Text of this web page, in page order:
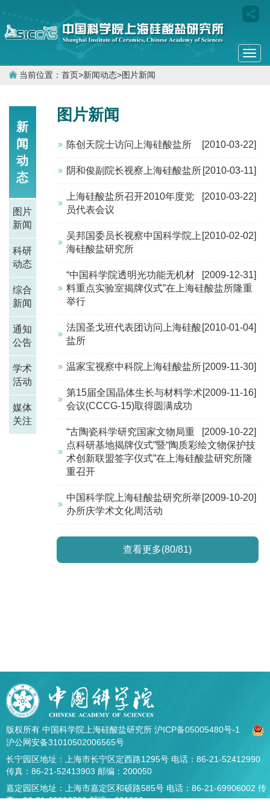
当前位置： 首页>新闻动态>图片新闻
新
闻
动
态
图片
新闻
科研
动态
综合
新闻
通知
公告
学术
活动
媒体
关注
图片新闻
[2010-03-22]
陈创天院士访问上海硅酸盐所
[2010-03-11]
阴和俊副院长视察上海硅酸盐所
[2010-03-22]
上海硅酸盐所召开2010年度党
员代表会议
[2010-02-02]
吴邦国委员长视察中国科学院上
海硅酸盐研究所
[2009-12-31]
“中国科学院透明光功能无机材
料重点实验室揭牌仪式”在上海硅酸盐所隆重
举行
[2010-01-04]
法国圣戈班代表团访问上海硅酸
盐所
[2009-11-30]
温家宝视察中科院上海硅酸盐所
[2009-11-16]
第15届全国晶体生长与材料学术
会议(CCCG-15)取得圆满成功
[2009-10-22]
“古陶瓷科学研究国家文物局重
点科研基地揭牌仪式”暨“陶质彩绘文物保护技
术创新联盟签字仪式”在上海硅酸盐研究所隆
重召开
[2009-10-20]
中国科学院上海硅酸盐研究所举
办所庆学术文化周活动
查看更多(80/81)
版权所有 中国科学院上海硅酸盐研究所 沪ICP备05005480号-1
沪公网安备31010502006565号
长宁园区地址：上海市长宁区定西路1295号 电话：86-21-52412990
传真：86-21-52413903 邮编：200050
嘉定园区地址：上海市嘉定区和硕路585号 电话：86-21-69906002 传
真：86-21-69906700 邮编：201899